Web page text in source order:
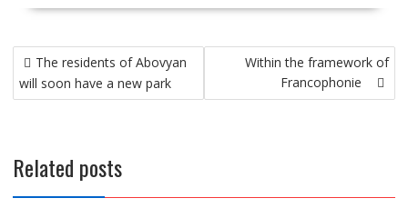
Post
navigation
The residents of Abovyan
will soon have a new park
Within the framework of
Francophonie
Related posts